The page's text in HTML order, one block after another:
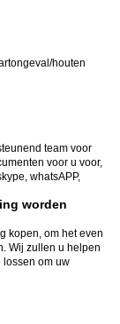
houten
team voor
voor u voor,
whatsAPP,
worden
kopen, om het even
Wij zullen u helpen
lossen om uw